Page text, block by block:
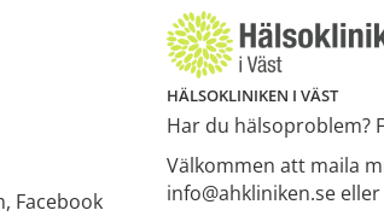
Facebook
HÄLSOKLINIKEN I VÄST
Har du hälsoproblem?
Välkommen att maila
info@ahkliniken.se